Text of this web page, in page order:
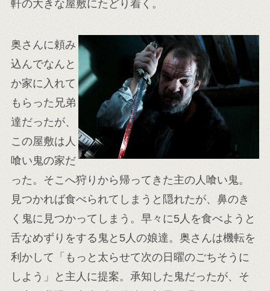
軒の大きな屋敷にたどり着く。
奥さんに頼み
込んでなんと
か家に入れて
もらった兄弟
達だったが、
この屋敷は人
喰い鬼の家だ
った。そこへ狩りから帰ってきた主の人喰い鬼。
見つかれば食べられてしまうと隠れたが、鼻のき
く鬼に見つかってしまう。早々に5人を食べようと
舌なめずりをする鬼と5人の娘達。奥さんは機転を
利かして「もっと太らせて次の日曜のごちそうに
しよう」と主人に提案。承知した鬼だったが、そ